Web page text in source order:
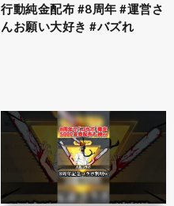
行動純金配布 #8周年 #運営さ
んお願い大好き #バズれ